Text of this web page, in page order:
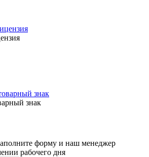
знак
форму и наш менеджер
рабочего дня